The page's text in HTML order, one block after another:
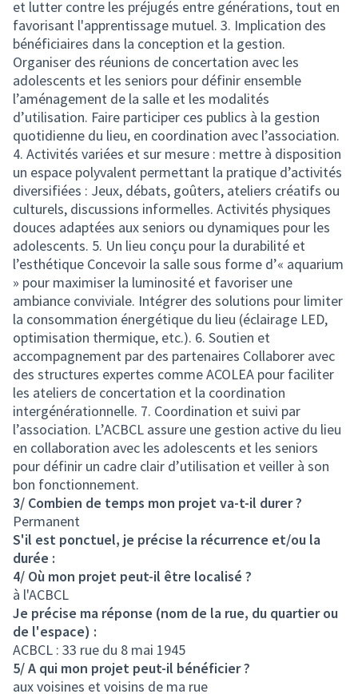
et lutter contre les préjugés entre générations, tout en
favorisant l'apprentissage mutuel. 3. Implication des
bénéficiaires dans la conception et la gestion.
Organiser des réunions de concertation avec les
adolescents et les seniors pour définir ensemble
l’aménagement de la salle et les modalités
d’utilisation. Faire participer ces publics à la gestion
quotidienne du lieu, en coordination avec l’association.
4. Activités variées et sur mesure : mettre à disposition
un espace polyvalent permettant la pratique d’activités
diversifiées : Jeux, débats, goûters, ateliers créatifs ou
culturels, discussions informelles. Activités physiques
douces adaptées aux seniors ou dynamiques pour les
adolescents. 5. Un lieu conçu pour la durabilité et
l’esthétique Concevoir la salle sous forme d’« aquarium
» pour maximiser la luminosité et favoriser une
ambiance conviviale. Intégrer des solutions pour limiter
la consommation énergétique du lieu (éclairage LED,
optimisation thermique, etc.). 6. Soutien et
accompagnement par des partenaires Collaborer avec
des structures expertes comme ACOLEA pour faciliter
les ateliers de concertation et la coordination
intergénérationnelle. 7. Coordination et suivi par
l’association. L’ACBCL assure une gestion active du lieu
en collaboration avec les adolescents et les seniors
pour définir un cadre clair d’utilisation et veiller à son
bon fonctionnement.
3/ Combien de temps mon projet va-t-il durer ?
Permanent
S'il est ponctuel, je précise la récurrence et/ou la
durée :
4/ Où mon projet peut-il être localisé ?
à l'ACBCL
Je précise ma réponse (nom de la rue, du quartier ou
de l'espace) :
ACBCL : 33 rue du 8 mai 1945
5/ A qui mon projet peut-il bénéficier ?
aux voisines et voisins de ma rue